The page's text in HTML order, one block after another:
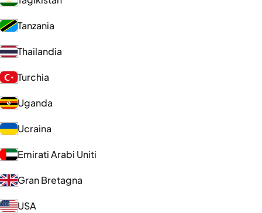
Tanzania
Thailandia
Turchia
Uganda
Ucraina
Emirati Arabi Uniti
Gran Bretagna
USA